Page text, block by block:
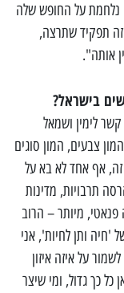
נלחמת על החופש שלה
תפקיד שתרצה,
אותה".
בישראל?
לימין ושמאל
צבעים, המון סוגים
זה, אף אחד לא בא על
תרבויות, מדינות
מיותר – הרוב
'חיה ותן לחיות', אני
על איזה איזון
כך גדול, ומי שיצר